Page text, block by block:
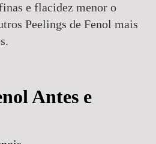
e flacidez menor o
Peelings de Fenol mais
Antes e